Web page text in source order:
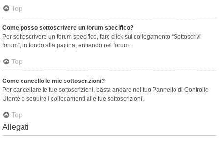
Top
Come posso sottoscrivere un forum specifico?
Per sottoscrivere un forum specifico, fare click sul collegamento “Sottoscrivi
forum”, in fondo alla pagina, entrando nel forum.
Top
Come cancello le mie sottoscrizioni?
Per cancellare le tue sottoscrizioni, basta andare nel tuo Pannello di Controllo
Utente e seguire i collegamenti alle tue sottoscrizioni.
Top
Allegati